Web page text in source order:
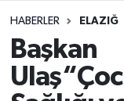
HABERLER ELAZIĞ
Başkan
Çevre
DIŞ HABER
Trafik Durumu
Süper Lig